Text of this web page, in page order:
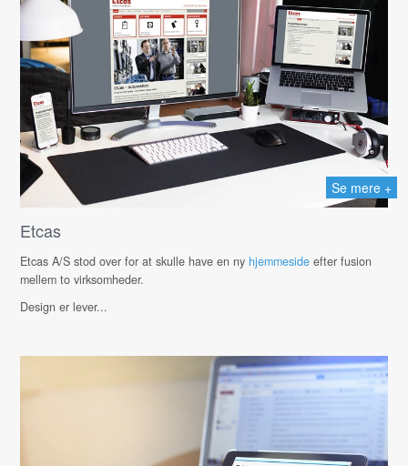
Se mere +
Etcas
Etcas A/S stod over for at skulle have en ny hjemmeside efter fusion
mellem to virksomheder.
Design er lever...